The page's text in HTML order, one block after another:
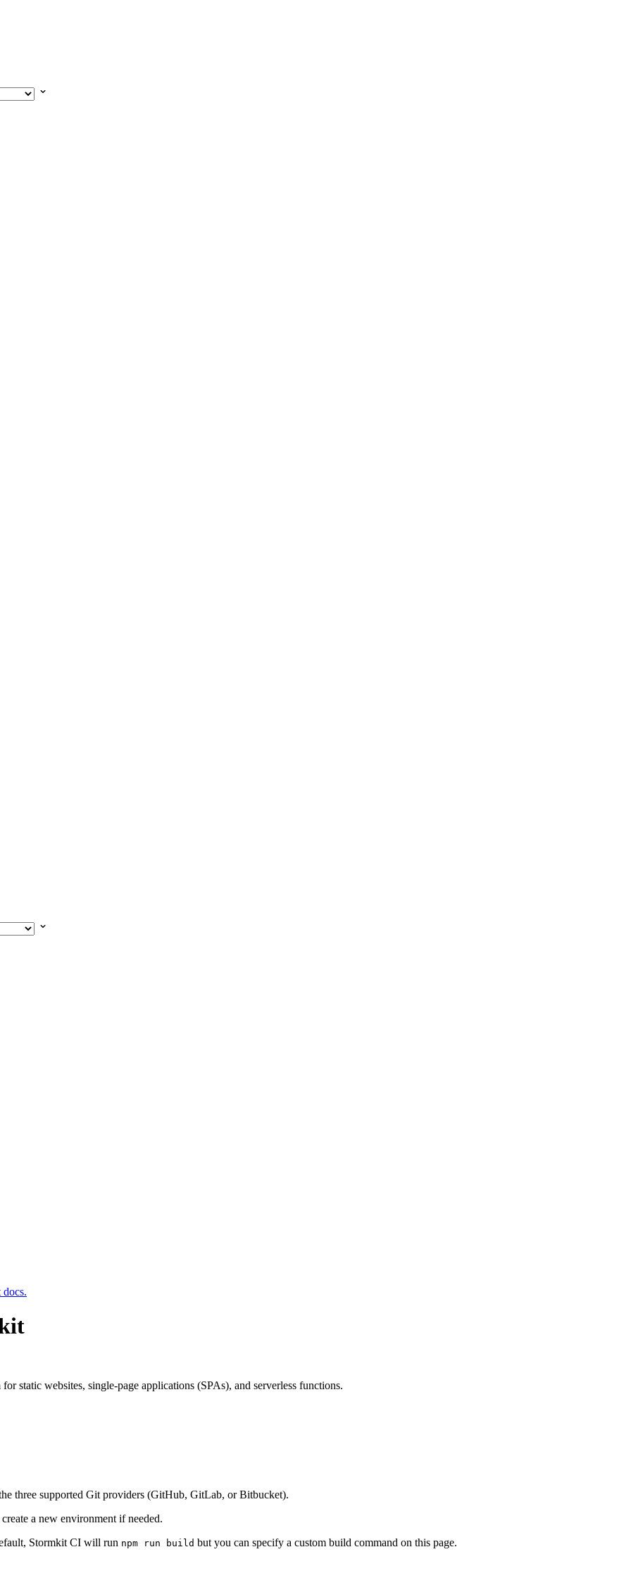
docs.
static websites, single-page applications (SPAs), and serverless functions.
three supported Git providers (GitHub, GitLab, or Bitbucket).
a new environment if needed.
Stormkit CI will run npm run build but you can specify a custom build command on this page.